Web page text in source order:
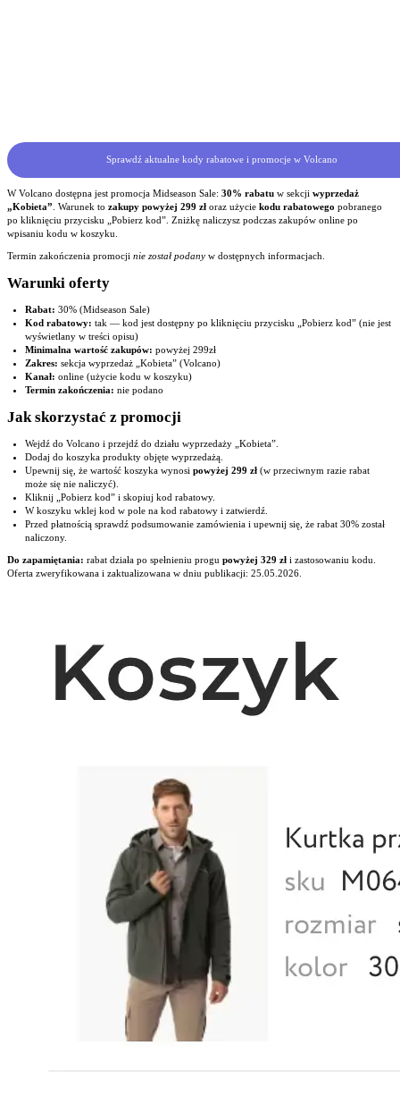
Sprawdź aktualne kody rabatowe i promocje w Volcano
W Volcano dostępna jest promocja Midseason Sale: 30% rabatu w sekcji wyprzedaż
„Kobieta” . Warunek to zakupy powyżej 299 zł oraz użycie kodu rabatowego pobranego
po kliknięciu przycisku „Pobierz kod”. Zniżkę naliczysz podczas zakupów online po
wpisaniu kodu w koszyku.
Termin zakończenia promocji nie został podany w dostępnych informacjach.
Warunki oferty
Rabat: 30% (Midseason Sale)
Kod rabatowy: tak — kod jest dostępny po kliknięciu przycisku „Pobierz kod” (nie jest
wyświetlany w treści opisu)
Minimalna wartość zakupów: powyżej 299zł
Zakres: sekcja wyprzedaż „Kobieta” (Volcano)
Kanał: online (użycie kodu w koszyku)
Termin zakończenia: nie podano
Jak skorzystać z promocji
Wejdź do Volcano i przejdź do działu wyprzedaży „Kobieta”.
Dodaj do koszyka produkty objęte wyprzedażą.
Upewnij się, że wartość koszyka wynosi powyżej 299 zł (w przeciwnym razie rabat
może się nie naliczyć).
Kliknij „Pobierz kod” i skopiuj kod rabatowy.
W koszyku wklej kod w pole na kod rabatowy i zatwierdź.
Przed płatnością sprawdź podsumowanie zamówienia i upewnij się, że rabat 30% został
naliczony.
Do zapamiętania: rabat działa po spełnieniu progu powyżej 329 zł i zastosowaniu kodu.
Oferta zweryfikowana i zaktualizowana w dniu publikacji: 25.05.2026.